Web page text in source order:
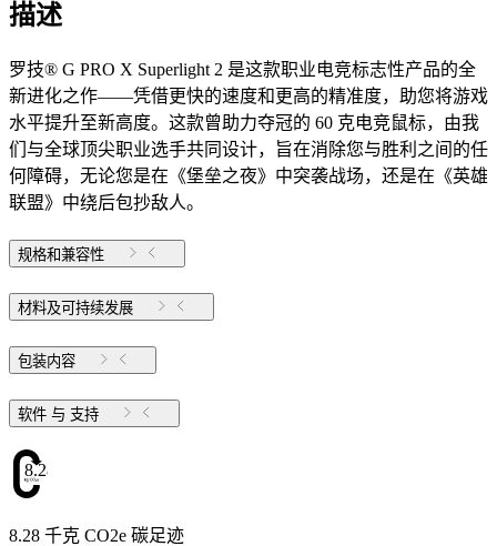
描述
罗技® G PRO X Superlight 2 是这款职业电竞标志性产品的全
新进化之作——凭借更快的速度和更高的精准度，助您将游戏
水平提升至新高度。这款曾助力夺冠的 60 克电竞鼠标，由我
们与全球顶尖职业选手共同设计，旨在消除您与胜利之间的任
何障碍，无论您是在《堡垒之夜》中突袭战场，还是在《英雄
联盟》中绕后包抄敌人。
规格和兼容性
材料及可持续发展
包装内容
软件 与 支持
8.28
8.28 千克 CO2e 碳足迹